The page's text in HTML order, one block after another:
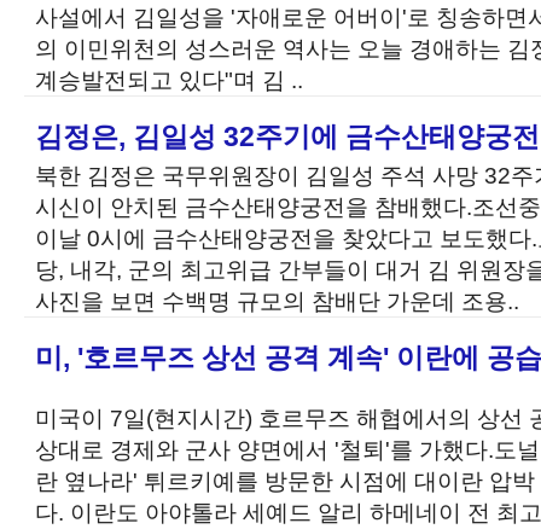
사설에서 김일성을 '자애로운 어버이'로 칭송하면
의 이민위천의 성스러운 역사는 오늘 경애하는
계승발전되고 있다"며 김 ..
김정은, 김일성 32주기에 금수산태양궁
북한 김정은 국무위원장이 김일성 주석 사망 32
시신이 안치된 금수산태양궁전을 참배했다.조선
이날 0시에 금수산태양궁전을 찾았다고 보도했
당, 내각, 군의 최고위급 간부들이 대거 김 위원장
사진을 보면 수백명 규모의 참배단 가운데 조용..
미, '호르무즈 상선 공격 계속' 이란에 공
미국이 7일(현지시간) 호르무즈 해협에서의 상선
상대로 경제와 군사 양면에서 '철퇴'를 가했다.도
란 옆나라' 튀르키예를 방문한 시점에 대이란 압
다. 이란도 아야톨라 세예드 알리 하메네이 전 최